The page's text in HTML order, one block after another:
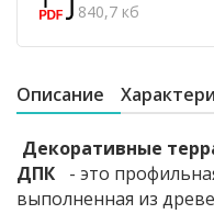
840,7 кб
Описание
Декоративные
ДПК
- это
выполненная из